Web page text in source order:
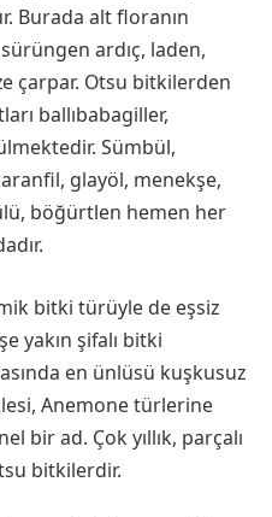
Burada alt floranın
ardıç, laden,
çarpar. Otsu bitkilerden
ballıbabagiller,
Sümbül,
glayöl, menekşe,
böğürtlen hemen her
bitki türüyle de eşsiz
yakın şifalı bitki
en ünlüsü kuşkusuz
Anemone türlerine
bir ad. Çok yıllık, parçalı
bitkilerdir.